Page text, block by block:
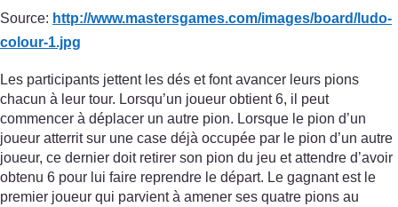
Source: http://www.mastersgames.com/images/board/ludo-
colour-1.jpg
Les participants jettent les dés et font avancer leurs pions
chacun à leur tour. Lorsqu’un joueur obtient 6, il peut
commencer à déplacer un autre pion. Lorsque le pion d’un
joueur atterrit sur une case déjà occupée par le pion d’un autre
joueur, ce dernier doit retirer son pion du jeu et attendre d’avoir
obtenu 6 pour lui faire reprendre le départ. Le gagnant est le
premier joueur qui parvient à amener ses quatre pions au